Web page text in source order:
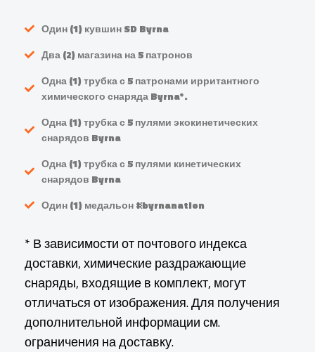
Один (1) кувшин SD Byrna
Два (2) магазина на 5 патронов
Одна (1) трубка с 5 патронами ирритантного
химического снаряда Byrna*.
Одна (1) трубка с 5 пулями экокинетических
снарядов Byrna
Одна (1) трубка с 5 пулями кинетических
снарядов Byrna
Один (1) медальон #byrnanation
* В зависимости от почтового индекса
доставки, химические раздражающие
снаряды, входящие в комплект, могут
отличаться от изображения. Для получения
дополнительной информации см.
ограничения на доставку.